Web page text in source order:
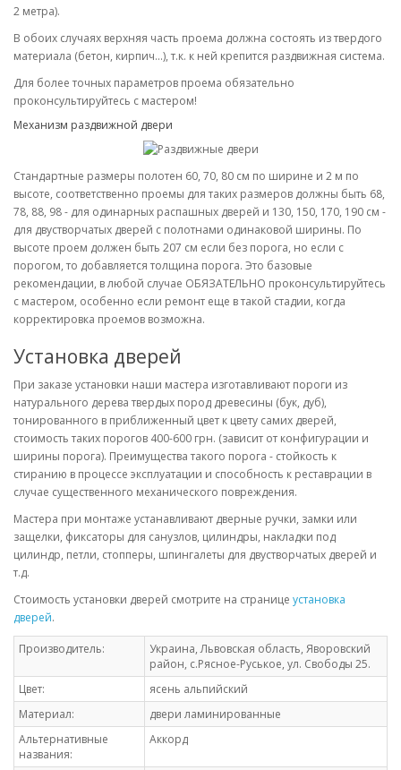
2 метра).
В обоих случаях верхняя часть проема должна состоять из твердого
материала (бетон, кирпич...), т.к. к ней крепится раздвижная система.
Для более точных параметров проема обязательно
проконсультируйтесь с мастером!
Механизм раздвижной двери
Стандартные размеры полотен 60, 70, 80 см по ширине и 2 м по
высоте, соответственно проемы для таких размеров должны быть 68,
78, 88, 98 - для одинарных распашных дверей и 130, 150, 170, 190 см -
для двустворчатых дверей с полотнами одинаковой ширины. По
высоте проем должен быть 207 см если без порога, но если с
порогом, то добавляется толщина порога. Это базовые
рекомендации, в любой случае ОБЯЗАТЕЛЬНО проконсультируйтесь
с мастером, особенно если ремонт еще в такой стадии, когда
корректировка проемов возможна.
Установка дверей
При заказе установки наши мастера изготавливают пороги из
натурального дерева твердых пород древесины (бук, дуб),
тонированного в приближенный цвет к цвету самих дверей,
стоимость таких порогов 400-600 грн. (зависит от конфигурации и
ширины порога). Преимущества такого порога - стойкость к
стиранию в процессе эксплуатации и способность к реставрации в
случае существенного механического повреждения.
Мастера при монтаже устанавливают дверные ручки, замки или
защелки, фиксаторы для санузлов, цилиндры, накладки под
цилиндр, петли, стопперы, шпингалеты для двустворчатых дверей и
т.д.
Стоимость установки дверей смотрите на странице установка
дверей.
Производитель:
Украина, Львовская область, Яворовский
район, с.Рясное-Руськое, ул. Свободы 25.
Цвет:
ясень альпийский
Материал:
двери ламинированные
Альтернативные
названия:
Аккорд